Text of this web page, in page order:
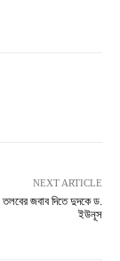
NEXT ARTICLE
তলবের জবাব দিতে দুদকে ড.
ইউনূস